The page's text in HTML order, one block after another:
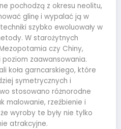
pochodzą z okresu neolitu,
glinę i wypalać ją w
szybko ewoluowały w
W starożytnych
czy Chiny,
poziom zaawansowania.
koła garncarskiego, które
symetrycznych i
stosowano różnorodne
malowanie, rzeźbienie i
wyroby te były nie tylko
atrakcyjne.